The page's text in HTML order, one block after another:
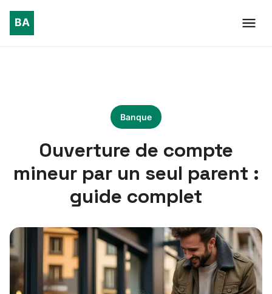
Banque
Ouverture de compte
mineur par un seul parent :
guide complet